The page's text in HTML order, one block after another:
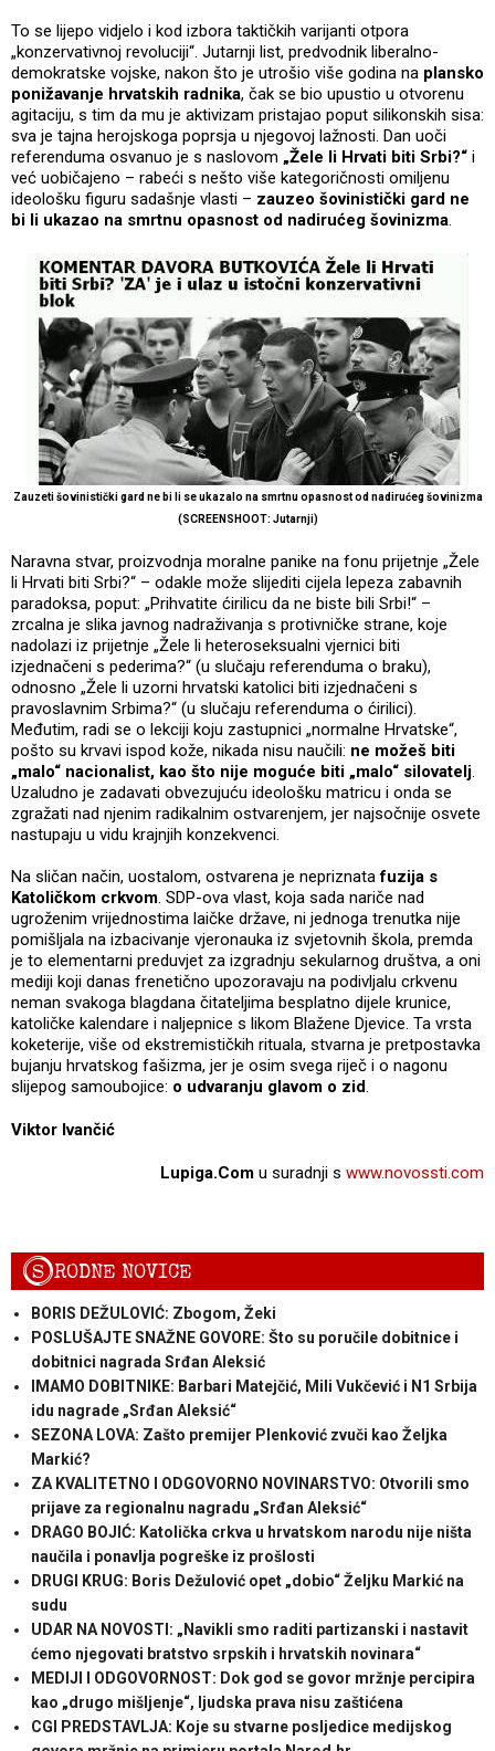
To se lijepo vidjelo i kod izbora taktičkih varijanti otpora
„konzervativnoj revoluciji“. Jutarnji list, predvodnik liberalno-
demokratske vojske, nakon što je utrošio više godina na plansko
ponižavanje hrvatskih radnika, čak se bio upustio u otvorenu
agitaciju, s tim da mu je aktivizam pristajao poput silikonskih sisa:
sva je tajna herojskoga poprsja u njegovoj lažnosti. Dan uoči
referenduma osvanuo je s naslovom „Žele li Hrvati biti Srbi?“ i
već uobičajeno – rabeći s nešto više kategoričnosti omiljenu
ideološku figuru sadašnje vlasti – zauzeo šovinistički gard ne
bi li ukazao na smrtnu opasnost od nadirućeg šovinizma.
Zauzeti šovinistički gard ne bi li se ukazalo na smrtnu opasnost od nadirućeg šovinizma
(SCREENSHOOT: Jutarnji)
Naravna stvar, proizvodnja moralne panike na fonu prijetnje „Žele
li Hrvati biti Srbi?“ – odakle može slijediti cijela lepeza zabavnih
paradoksa, poput: „Prihvatite ćirilicu da ne biste bili Srbi!“ –
zrcalna je slika javnog nadraživanja s protivničke strane, koje
nadolazi iz prijetnje „Žele li heteroseksualni vjernici biti
izjednačeni s pederima?“ (u slučaju referenduma o braku),
odnosno „Žele li uzorni hrvatski katolici biti izjednačeni s
pravoslavnim Srbima?“ (u slučaju referenduma o ćirilici).
Međutim, radi se o lekciji koju zastupnici „normalne Hrvatske“,
pošto su krvavi ispod kože, nikada nisu naučili: ne možeš biti
„malo“ nacionalist, kao što nije moguće biti „malo“ silovatelj.
Uzaludno je zadavati obvezujuću ideološku matricu i onda se
zgražati nad njenim radikalnim ostvarenjem, jer najsočnije osvete
nastupaju u vidu krajnjih konzekvenci.
Na sličan način, uostalom, ostvarena je nepriznatafuzija s
Katoličkom crkvom. SDP-ova vlast, koja sada nariče nad
ugroženim vrijednostima laičke države, ni jednoga trenutka nije
pomišljala na izbacivanje vjeronauka iz svjetovnih škola, premda
je to elementarni preduvjet za izgradnju sekularnog društva, a oni
mediji koji danas frenetično upozoravaju na podivljalu crkvenu
neman svakoga blagdana čitateljima besplatno dijele krunice,
katoličke kalendare i naljepnice s likom Blažene Djevice. Ta vrsta
koketerije, više od ekstremističkih rituala, stvarna je pretpostavka
bujanju hrvatskog fašizma, jer je osim svega riječ i o nagonu
slijepog samoubojice: o udvaranju glavom o zid.
Viktor Ivančić
Lupiga.Com u suradnji s www.novossti.com
SRODNE NOVICE
BORIS DEŽULOVIĆ: Zbogom, Žeki
POSLUŠAJTE SNAŽNE GOVORE: Što su poručile dobitnice i
dobitnici nagrada Srđan Aleksić
IMAMO DOBITNIKE: Barbari Matejčić, Mili Vukčević i N1 Srbija
idu nagrade „Srđan Aleksić“
SEZONA LOVA: Zašto premijer Plenković zvuči kao Željka
Markić?
ZA KVALITETNO I ODGOVORNO NOVINARSTVO: Otvorili smo
prijave za regionalnu nagradu „Srđan Aleksić“
DRAGO BOJIĆ: Katolička crkva u hrvatskom narodu nije ništa
naučila i ponavlja pogreške iz prošlosti
DRUGI KRUG: Boris Dežulović opet „dobio“ Željku Markić na
sudu
UDAR NA NOVOSTI: „Navikli smo raditi partizanski i nastavit
ćemo njegovati bratstvo srpskih i hrvatskih novinara“
MEDIJI I ODGOVORNOST: Dok god se govor mržnje percipira
kao „drugo mišljenje“, ljudska prava nisu zaštićena
CGI PREDSTAVLJA: Koje su stvarne posljedice medijskog